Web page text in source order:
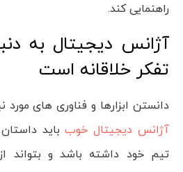
راهنمایی کند.
آژانس دیجیتال به
تفکر خلاقانه است
دانستن ابزارها و فناوری های مورد
آژانس دیجیتال خوبباید
تیم خود داشته باشد و بتواند